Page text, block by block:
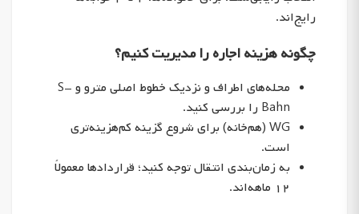
رایج‌اند.
چگونه هزینه اجاره را مدیریت کنیم؟
محله‌های اطراف و نزدیک خطوط اصلی مترو و S-
Bahn را بررسی کنید.
WG (هم‌خانه) برای شروع گزینه کم‌هزینه‌تری
است.
به زمان‌بندی انتقال توجه کنید؛ قراردادها معمولاً
۱۲ ماهه‌اند.